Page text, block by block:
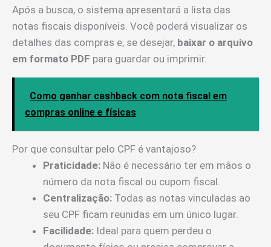
Após a busca, o sistema apresentará a lista das
notas fiscais disponíveis. Você poderá visualizar os
detalhes das compras e, se desejar, baixar o arquivo
em formato PDF para guardar ou imprimir.
Como ganhar cashback com nota fiscal em
compras online e físicas
Por que consultar pelo CPF é vantajoso?
Praticidade: Não é necessário ter em mãos o
número da nota fiscal ou cupom fiscal.
Centralização: Todas as notas vinculadas ao
seu CPF ficam reunidas em um único lugar.
Facilidade: Ideal para quem perdeu o